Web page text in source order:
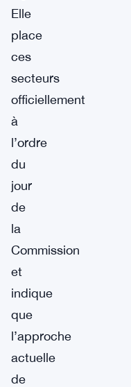
Elle
place
ces
secteurs
officiellement
à
l’ordre
du
jour
de
la
Commission
et
indique
que
l’approche
actuelle
de